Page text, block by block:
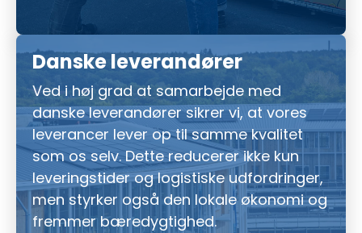
Danske leverandører
Ved i høj grad at samarbejde med
danske leverandører sikrer vi, at vores
leverancer lever op til samme kvalitet
som os selv. Dette reducerer ikke kun
leveringstider og logistiske udfordringer,
men styrker også den lokale økonomi og
fremmer bæredygtighed.